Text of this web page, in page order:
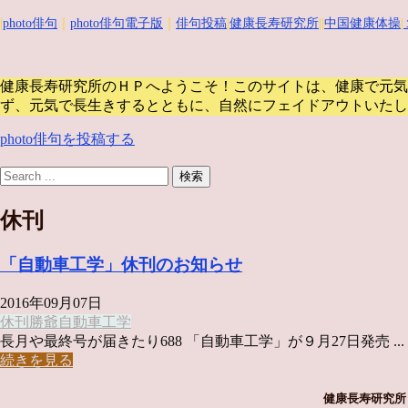
photo俳句 photo俳句電子版 俳句投稿 健康長寿研究所 中国健康体操
健康長寿研究所のＨＰへようこそ！このサイトは、健康で元
ず、元気で長生きするとともに、自然にフェイドアウトいた
photo俳句を投稿する
休刊
「自動車工学」休刊のお知らせ
2016年09月07日
休刊 勝爺自動車工学
長月や最終号が届きたり688 「自動車工学」が９月27日発売 ...
続きを見る
健康長寿研究